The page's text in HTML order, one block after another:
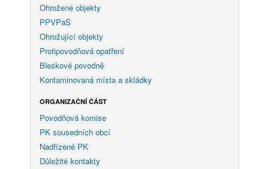
Ohrožené objekty
PPVPaS
Ohrožující objekty
Protipovodňová opatření
Bleskové povodně
Kontaminovaná místa a skládky
ORGANIZAČNÍ ČÁST
Povodňová komise
PK sousedních obcí
Nadřízené PK
Důležité kontakty